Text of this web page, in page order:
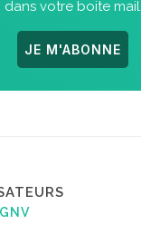
dans votre boite mail
JE M'ABONNE